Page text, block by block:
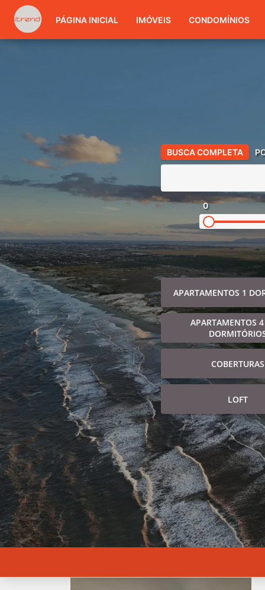
PÁGINA INICIAL IMÓVEIS CONDOMÍNIOS
BUSCA COMPLETA
0
APARTAMENTOS 1
APARTAMENTOS
COBERTURAS
LOFT